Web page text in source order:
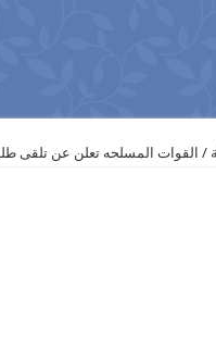
/ القوات المسلحه تعلن عن تلقى